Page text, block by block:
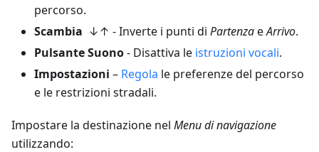
percorso.
Scambia ↓↑ - Inverte i punti di PartenzaeArrivo.
Pulsante Suono- Disattiva le istruzioni vocali.
Impostazioni – Regola le preferenze del percorso
e le restrizioni stradali.
Impostare la destinazione nel Menu di navigazione
utilizzando: